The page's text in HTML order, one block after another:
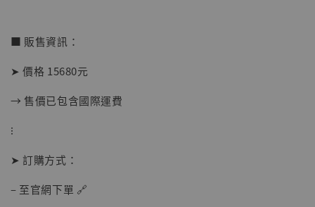
■ 販售資訊：
➤ 價格 15680元
→ 售價已包含國際運費
⁝
➤ 訂購方式：
– 至官網下單 🔗